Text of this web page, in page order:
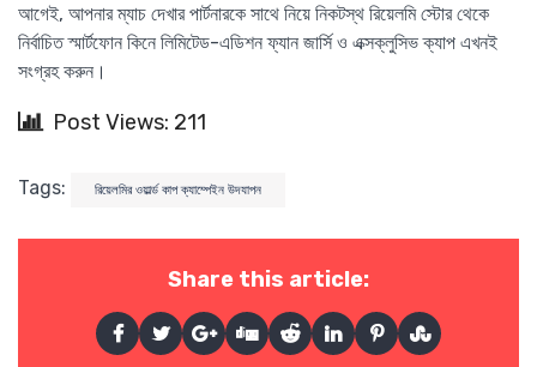
আগেই, আপনার ম্যাচ দেখার পার্টনারকে সাথে নিয়ে নিকটস্থ রিয়েলমি স্টোর থেকে
নির্বাচিত স্মার্টফোন কিনে লিমিটেড-এডিশন ফ্যান জার্সি ও এক্সক্লুসিভ ক্যাপ এখনই
সংগ্রহ করুন।
Post Views: 211
Tags: রিয়েলমির ওয়ার্ল্ড কাপ ক্যাম্পেইন উদযাপন
Share this article: